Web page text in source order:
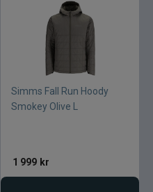
Simms Fall Run Hoody
Smokey Olive L
1 999 kr